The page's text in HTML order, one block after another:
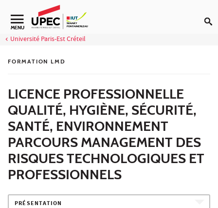
Aller au contenu
Navigation secondaire
MENU
Université Paris-Est Créteil
FORMATION LMD
LICENCE PROFESSIONNELLE
QUALITÉ, HYGIÈNE, SÉCURITÉ,
SANTÉ, ENVIRONNEMENT
PARCOURS MANAGEMENT DES
RISQUES TECHNOLOGIQUES ET
PROFESSIONNELS
PRÉSENTATION